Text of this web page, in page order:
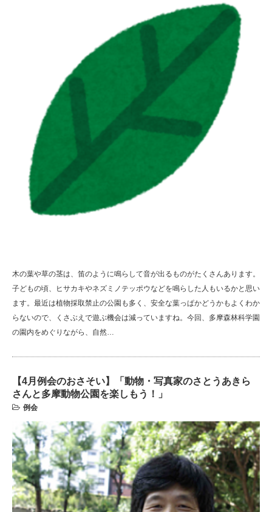
木の葉や草の茎は、笛のように鳴らして音が出るものがたくさんあります。
子どもの頃、ヒサカキやネズミノテッポウなどを鳴らした人もいるかと思い
ます。最近は植物採取禁止の公園も多く、安全な葉っぱかどうかもよくわか
らないので、くさぶえで遊ぶ機会は減っていますね。今回、多摩森林科学園
の園内をめぐりながら、自然…
【4月例会のおさそい】「動物・写真家のさとうあきら
さんと多摩動物公園を楽しもう！」
例会